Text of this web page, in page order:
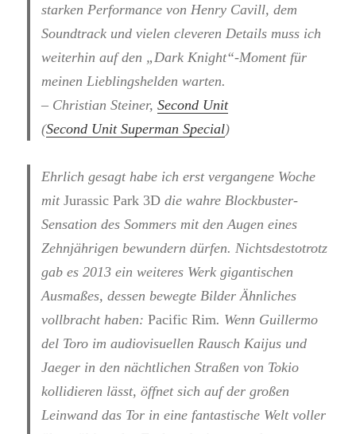
starken Performance von Henry Cavill, dem
Soundtrack und vielen cleveren Details muss ich
weiterhin auf den „Dark Knight“-Moment für
meinen Lieblingshelden warten.
– Christian Steiner,Second Unit
(Second Unit Superman Special)
Ehrlich gesagt habe ich erst vergangene Woche
mitJurassic Park 3D die wahre Blockbuster-
Sensation des Sommers mit den Augen eines
Zehnjährigen bewundern dürfen. Nichtsdestotrotz
gab es 2013 ein weiteres Werk gigantischen
Ausmaßes, dessen bewegte Bilder Ähnliches
vollbracht haben:Pacific Rim. Wenn Guillermo
del Toro im audiovisuellen Rausch Kaijus und
Jaeger in den nächtlichen Straßen von Tokio
kollidieren lässt, öffnet sich auf der großen
Leinwand das Tor in eine fantastische Welt voller